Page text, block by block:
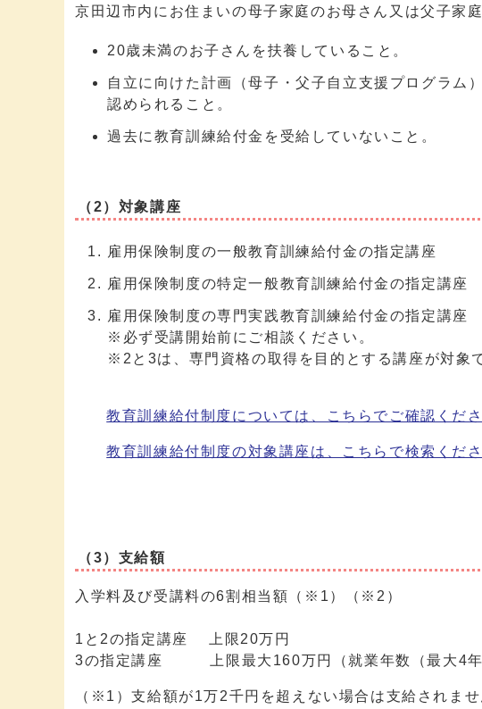
京田辺市内にお住まいの母子家庭のお母さん又は父子家
20歳未満のお子さんを扶養していること。
自立に向けた計画（母子・父子自立支援プログラム
認められること。
過去に教育訓練給付金を受給していないこと。
（2）対象講座
雇用保険制度の一般教育訓練給付金の指定講座
雇用保険制度の特定一般教育訓練給付金の指定講座
雇用保険制度の専門実践教育訓練給付金の指定講座
※必ず受講開始前にご相談ください。
※2と3は、専門資格の取得を目的とする講座が対象
教育訓練給付制度については、こちらでご確認くださ
教育訓練給付制度の対象講座は、こちらで検索くださ
（3）支給額
入学料及び受講料の6割相当額（※1）（※2）
1と2の指定講座 上限20万円
3の指定講座 上限最大160万円（就業年数（最大4年
（※1）支給額が1万2千円を超えない場合は支給されませ